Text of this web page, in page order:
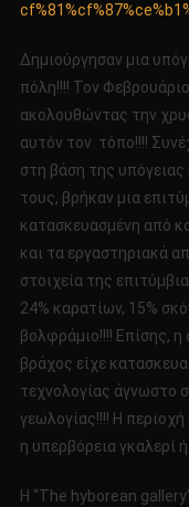
Δημιούργησαν μια
πόλη!!!! Τον
ακολουθώντας την
αυτόν τον τόπο!!!!
στη βάση της
τους, βρήκαν μια
κατασκευασμένη από
και τα εργαστηριακά
στοιχεία της
24% καρατίων, 15%
βολφράμιο!!!! Επίσης,
βράχος είχε
τεχνολογίας άγνωστο
γεωλογίας!!!! Η
η υπερβόρεια γκαλερί
Η “The hyborean